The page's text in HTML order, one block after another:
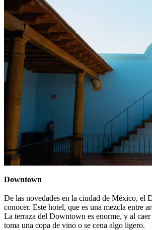
Downtown
De las novedades en la ciudad de México, el
conocer. Este hotel, que es una mezcla entre
La terraza del Downtown es enorme, y al
toma una copa de vino o se cena algo ligero.